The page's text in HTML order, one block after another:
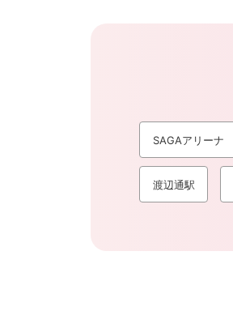
SAGAアリーナ
渡辺通駅